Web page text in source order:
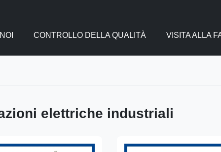
CONTROLLO DELLA QUALITÀ VISITA ALLA
elettriche industriali